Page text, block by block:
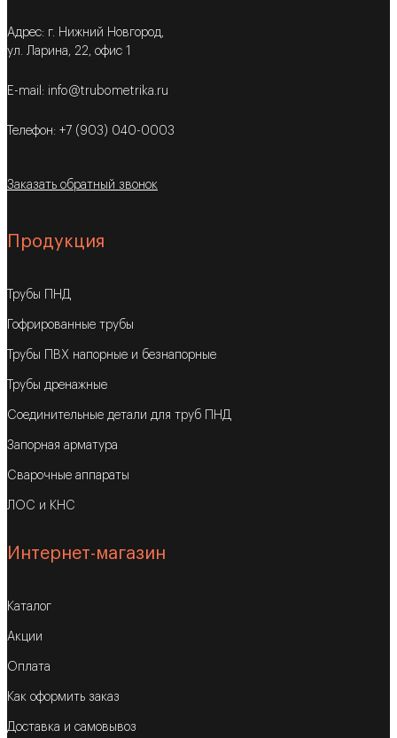
Адрес: г. Нижний Новгород,
ул. Ларина, 22, офис 1
E-mail: info@trubometrika.ru
Телефон: +7 (903) 040-0003
Заказать обратный звонок
Продукция
Трубы ПНД
Гофрированные трубы
Трубы ПВХ напорные и безнапорные
Трубы дренажные
Соединительные детали для труб ПНД
Запорная арматура
Сварочные аппараты
ЛОС и КНС
Интернет-магазин
Каталог
Акции
Оплата
Как оформить заказ
Доставка и самовывоз